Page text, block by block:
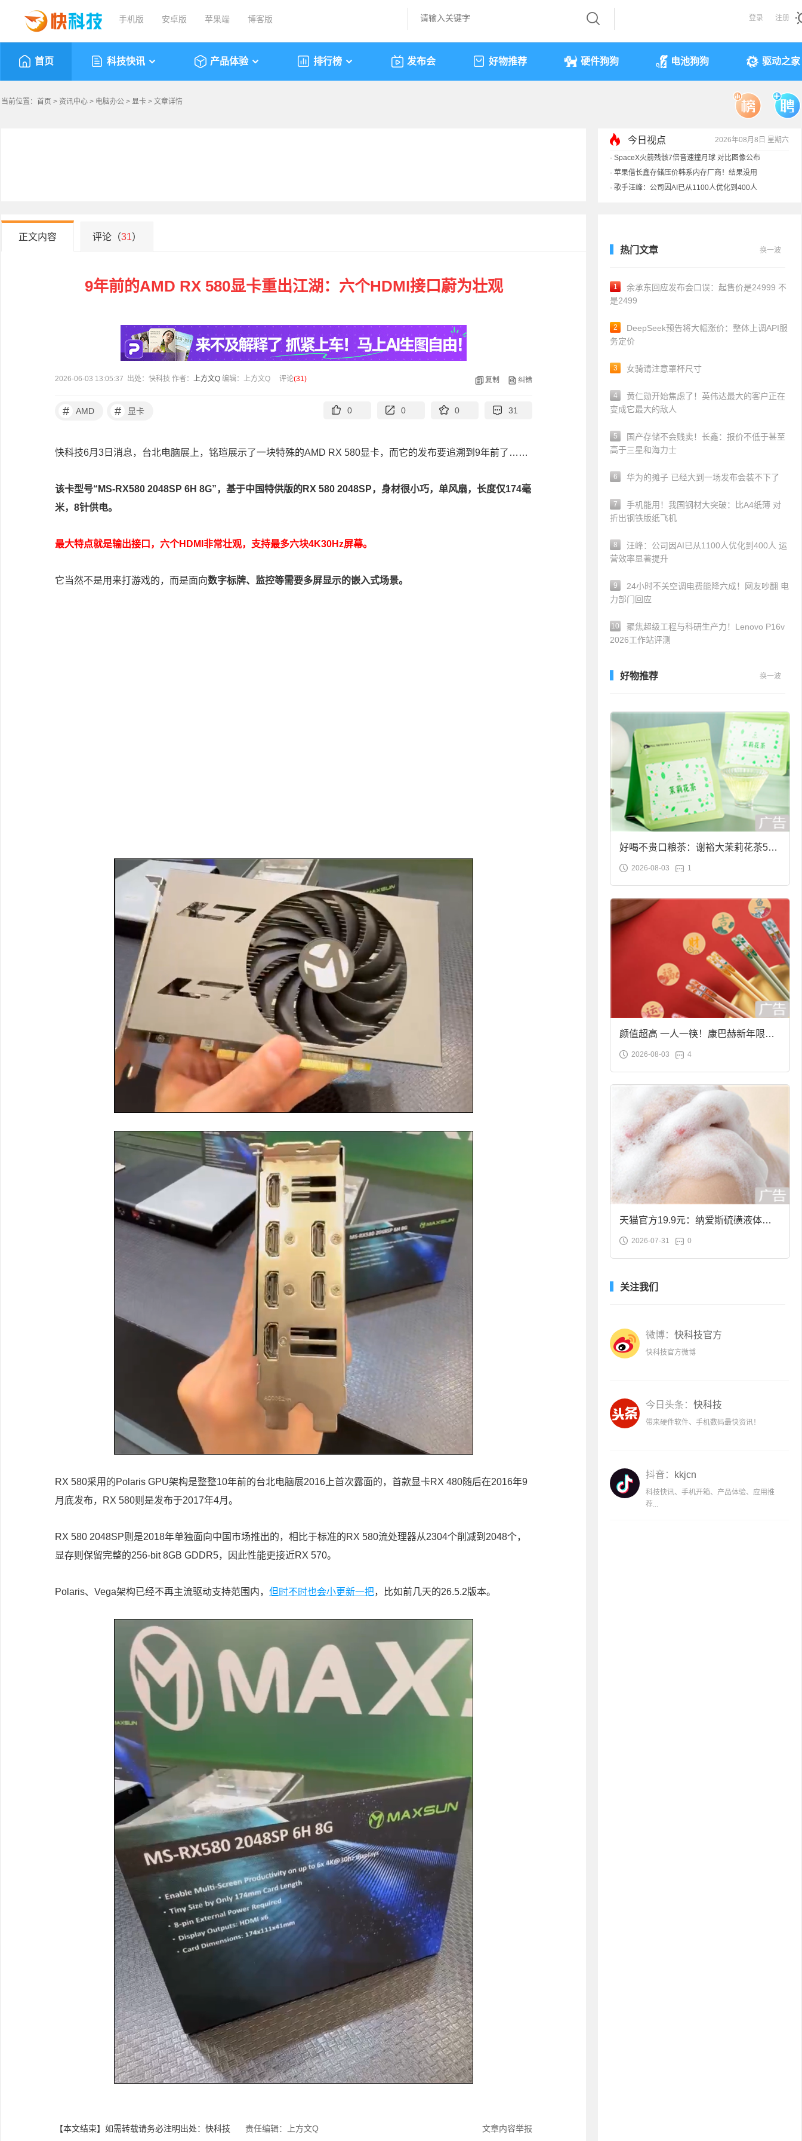
手机版 安卓版 苹果端 博客版 登录 注册
首页 科技快讯 产品体验 排行榜 发布会 好物推荐 硬件狗狗 电池狗狗 驱动之家
当前位置： 首页 > 资讯中心 > 电脑办公 > 显卡 > 文章详情
今日视点 2026年08月8日 星期六
SpaceX火箭残骸7倍音速撞月球 对比图像公布
·歌手汪峰：公司因AI已从1100人优化到400人
· 索尼旗舰电视上市：115寸、149999元
正文内容 评论（31）
9年前的AMD RX 580显卡重出江湖：六个HDMI接口蔚为壮观
2026-06-03 13:05:37 出处：快科技 作者： 上方文Q 编辑：上方文Q 评论(31) 复制 纠错
# AMD # 显卡 0 0 0 31
快科技6月3日消息，台北电脑展上，铭瑄展示了一块特殊的AMD RX 580显卡，而它的发布要追溯到9年前了……
该卡型号“MS-RX580 2048SP 6H 8G”，基于中国特供版的RX 580 2048SP，身材很小巧，单风扇，长度仅174毫
米，8针供电。
最大特点就是输出接口，六个HDMI非常壮观，支持最多六块4K30Hz屏幕。
它当然不是用来打游戏的，而是面向数字标牌、监控等需要多屏显示的嵌入式场景。
RX 580采用的Polaris GPU架构是整整10年前的台北电脑展2016上首次露面的，首款显卡RX 480随后在2016年9
月底发布，RX 580则是发布于2017年4月。
RX 580 2048SP则是2018年单独面向中国市场推出的，相比于标准的RX 580流处理器从2304个削减到2048个，
显存则保留完整的256-bit 8GB GDDR5，因此性能更接近RX 570。
Polaris、Vega架构已经不再主流驱动支持范围内， 但时不时也会小更新一把，比如前几天的26.5.2版本。
【本文结束】如需转载请务必注明出处：快科技 责任编辑：上方文Q 文章内容举报
热门文章 换一波
1
余承东回应发布会口误：起售价是24999 不
是2499
2
DeepSeek预告将大幅涨价：整体上调API服
务定价
3 女骑请注意罩杯尺寸
4
黄仁勋开始焦虑了！英伟达最大的客户正在
变成它最大的敌人
5
国产存储不会贱卖！长鑫：报价不低于甚至
高于三星和海力士
6 华为的摊子 已经大到一场发布会装不下了
7
手机能用！我国钢材大突破：比A4纸薄 对
折出钢铁版纸飞机
8
汪峰：公司因AI已从1100人优化到400人 运
营效率显著提升
9
24小时不关空调电费能降六成！网友吵翻 电
力部门回应
10
聚焦超级工程与科研生产力！Lenovo P16v
2026工作站评测
好物推荐 换一波
好喝不贵口粮茶：谢裕大茉莉花茶50g
袋装9.9元到手
2026-08-03 1
颜值超高 一人一筷！康巴赫新年限定
合金筷子大促：19.9元
2026-08-03 4
天猫官方19.9元：纳爱斯硫磺液体香
皂2斤大促
2026-07-31 0
关注我们
微博： 快科技官方
快科技官方微博
今日头条： 快科技
带来硬件软件、手机数码最快资讯！
抖音： kkjcn
科技快讯、手机开箱、产品体验、应用推
荐...